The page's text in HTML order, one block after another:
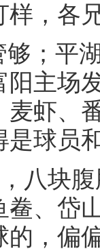
，各
；平
主场
虾、
球员
八块
、岱
，偏